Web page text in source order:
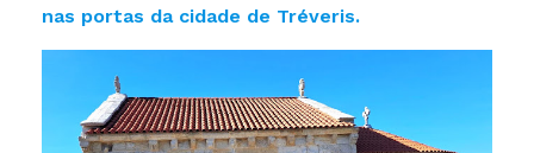
nas portas da cidade de Tréveris.